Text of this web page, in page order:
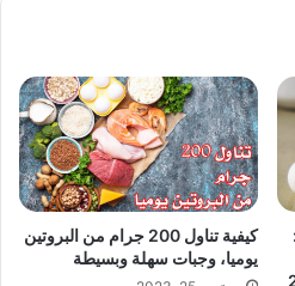
اقراص فيتا سترس Vita Stress:
كيفية تناول 200 جرام من البروتين
يوميا، وجبات سهلة وبسيطة